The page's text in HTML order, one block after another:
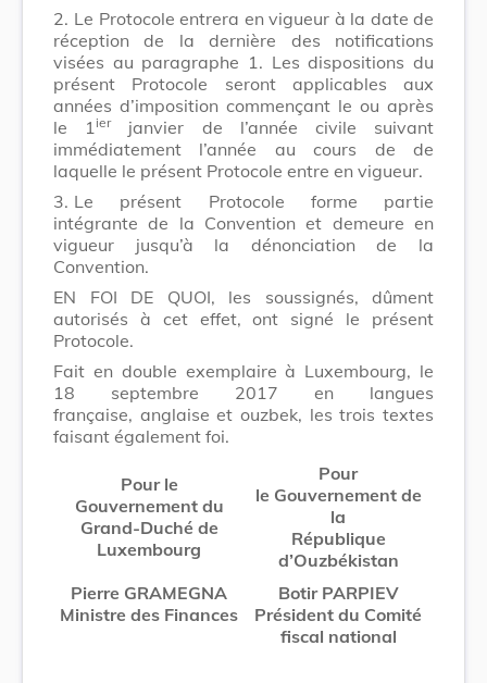
2. Le Protocole entrera en vigueur à la date de
réception de la dernière des notifications
visées au paragraphe 1. Les dispositions du
présent Protocole seront applicables aux
années d’imposition commençant le ou après
le 1ierjanvier de l’année civile suivant
immédiatement l’année au cours de de
laquelle le présent Protocole entre en vigueur.
3. Le présent Protocole forme partie
intégrante de la Convention et demeure en
vigueur jusqu’à la dénonciation de la
Convention.
EN FOI DE QUOI, les soussignés, dûment
autorisés à cet effet, ont signé le présent
Protocole.
Fait en double exemplaire à Luxembourg, le
18 septembre 2017 en langues
française, anglaise et ouzbek, les trois textes
faisant également foi.
Pour le
Gouvernement du
Grand-Duché de
Luxembourg
Pour
le Gouvernement de
la
République
d’Ouzbékistan
Pierre GRAMEGNA
Ministre des Finances
Botir PARPIEV
Président du Comité
fiscal national